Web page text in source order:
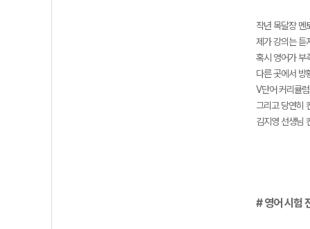
작년 목달장 멘
제가 강의는 듣
혹시 영어가 부
다른 곳에서 방
V단어 커리큘
그리고 당연히
김지영 선생님
# 영어 시험